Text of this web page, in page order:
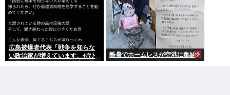
広島被爆者代表「戦争を知らな
い政治家が増えています、ぜひ
酷暑でホームレスが空港に集結